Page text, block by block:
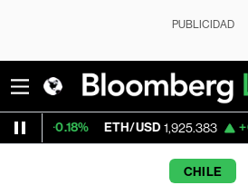
PUBLICIDAD
ETH/USD 1,925.383 +0.29%
CHILE